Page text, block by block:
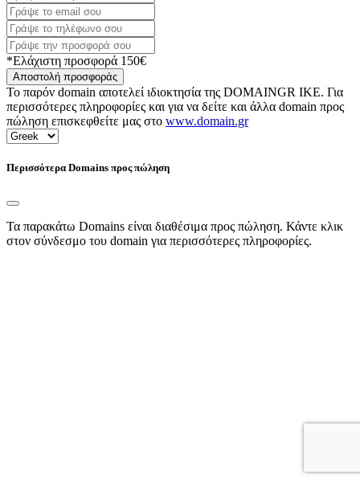
*Ελάχιστη προσφορά 150€
Αποστολή προσφοράς
Το παρόν domain αποτελεί ιδιοκτησία της DOMAINGR ΙΚΕ. Για
περισσότερες πληροφορίες και για να δείτε και άλλα domain προς
πώληση επισκεφθείτε μας στο www.domain.gr
Περισσότερα Domains προς πώληση
Τα παρακάτω Domains είναι διαθέσιμα προς πώληση. Κάντε κλικ
στον σύνδεσμο του domain για περισσότερες πληροφορίες.